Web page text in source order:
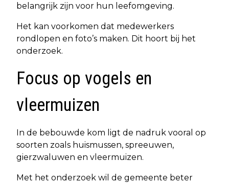
belangrijk zijn voor hun leefomgeving.
Het kan voorkomen dat medewerkers
rondlopen en foto’s maken. Dit hoort bij het
onderzoek.
Focus op vogels en
vleermuizen
In de bebouwde kom ligt de nadruk vooral op
soorten zoals huismussen, spreeuwen,
gierzwaluwen en vleermuizen.
Met het onderzoek wil de gemeente beter